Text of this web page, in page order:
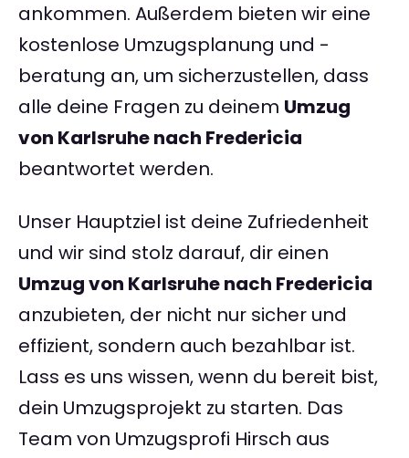
ankommen. Außerdem bieten wir eine
kostenlose Umzugsplanung und -
beratung an, um sicherzustellen, dass
alle deine Fragen zu deinem Umzug
von Karlsruhe nach Fredericia
beantwortet werden.
Unser Hauptziel ist deine Zufriedenheit
und wir sind stolz darauf, dir einen
Umzug von Karlsruhe nach Fredericia
anzubieten, der nicht nur sicher und
effizient, sondern auch bezahlbar ist.
Lass es uns wissen, wenn du bereit bist,
dein Umzugsprojekt zu starten. Das
Team von Umzugsprofi Hirsch aus